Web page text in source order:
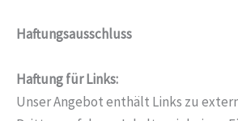
Haftungsausschluss
Haftung für Links:
Unser Angebot enthält Links zu